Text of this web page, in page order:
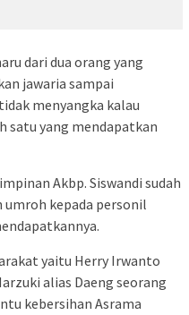
dari dua orang yang
jawaria sampai
menyangka kalau
satu yang mendapatkan
Akbp. Siswandi sudah
kepada personil
yaitu Herry Irwanto
alias Daeng seorang
kebersihan Asrama